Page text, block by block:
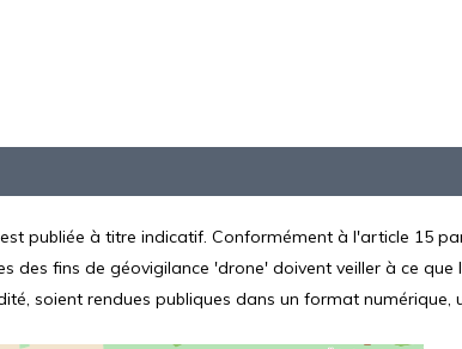
publiée à titre indicatif. Conformément à l'article 15
des fins de géovigilance 'drone' doivent veiller à ce
soient rendues publiques dans un format numérique,